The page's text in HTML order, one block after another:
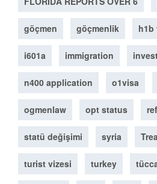
göçmen göçmenlik h1b
i601a immigration
n400 application o1visa
ogmenlaw opt status
statü değişimi syria
turist vizesi turkey